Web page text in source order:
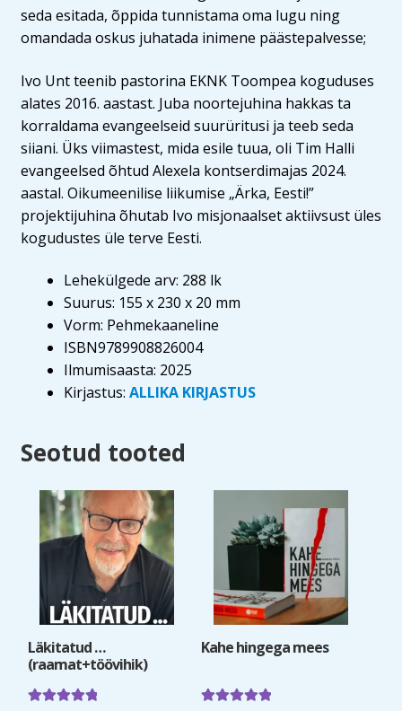
seda esitada, õppida tunnistama oma lugu ning
omandada oskus juhatada inimene päästepalvesse;
Ivo Unt teenib pastorina EKNK Toompea koguduses
alates 2016. aastast. Juba noortejuhina hakkas ta
korraldama evangeelseid suurüritusi ja teeb seda
siiani. Üks viimastest, mida esile tuua, oli Tim Halli
evangeelsed õhtud Alexela kontserdimajas 2024.
aastal. Oikumeenilise liikumise „Ärka, Eesti!”
projektijuhina õhutab Ivo misjonaalset aktiivsust üles
kogudustes üle terve Eesti.
Lehekülgede arv: 288 lk
Suurus: 155 x 230 x 20 mm
Vorm: Pehmekaaneline
ISBN9789908826004
Ilmumisaasta: 2025
Kirjastus: ALLIKA KIRJASTUS
Seotud tooted
Läkitatud …
(raamat+töövihik)
Kahe hingega mees